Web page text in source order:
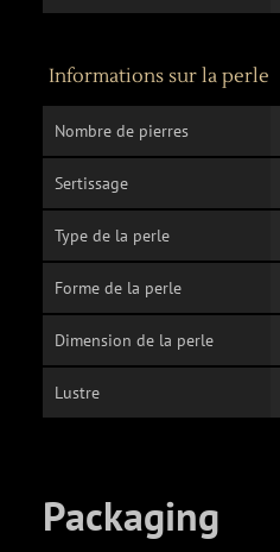
Informations sur la perle
Nombre de pierres
Sertissage
Type de la perle
Forme de la perle
Dimension de la perle
Lustre
Packaging